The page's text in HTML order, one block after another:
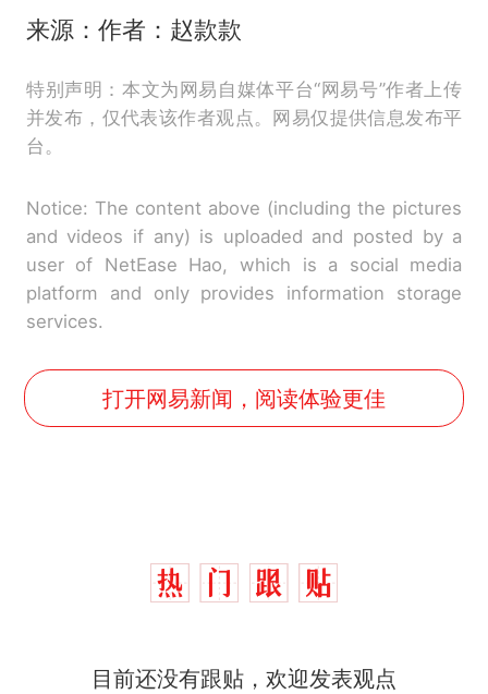
来源：作者：赵款款
特别声明：本文为网易自媒体平台“网易号”作者上传
并发布，仅代表该作者观点。网易仅提供信息发布平
台。
Notice: The content above (including the pictures
and videos if any) is uploaded and posted by a
user of NetEase Hao, which is a social media
platform and only provides information storage
services.
打开网易新闻，阅读体验更佳
目前还没有跟贴，欢迎发表观点